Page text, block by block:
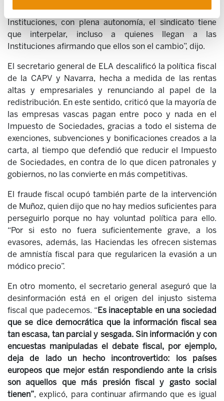
abogó por la movilizaciónsocial. “Desde fuera de las
Instituciones, con plena autonomía, el sindicato tiene
que interpelar, incluso a quienes llegan a las
Instituciones afirmando que ellos son el cambio”, dijo.
El secretario general de ELA descalificó la política fiscal
de la CAPV y Navarra, hecha a medida de las rentas
altas y empresariales y renunciando al papel de la
redistribución. En este sentido, criticó que la mayoría de
las empresas vascas pagan entre poco y nada en el
Impuesto de Sociedades, gracias a todo el sistema de
exenciones, subvenciones y bonificaciones creados a la
carta, al tiempo que defendió que reducir el Impuesto
de Sociedades, en contra de lo que dicen patronales y
gobiernos, no las convierte en más competitivas.
El fraude fiscal ocupó también parte de la intervención
de Muñoz, quien dijo que no hay medios suficientes para
perseguirlo porque no hay voluntad política para ello.
“Por si esto no fuera suficientemente grave, a los
evasores, además, las Haciendas les ofrecen sistemas
de amnistía fiscal para que regularicen la evasión a un
módico precio”.
En otro momento, el secretario general aseguró que la
desinformación está en el origen del injusto sistema
fiscal que padecemos. “Es inaceptable en una sociedad
que se dice democrática que la información fiscal sea
tan escasa, tan parcial y sesgada. Sin información y con
encuestas manipuladas el debate fiscal, por ejemplo,
deja de lado un hecho incontrovertido: los países
europeos que mejor están respondiendo ante la crisis
son aquellos que más presión fiscal y gasto social
tienen”, explicó, para continuar afirmando que es igual